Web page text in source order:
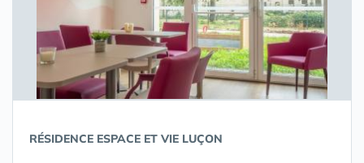
RÉSIDENCE ESPACE ET VIE LUÇON